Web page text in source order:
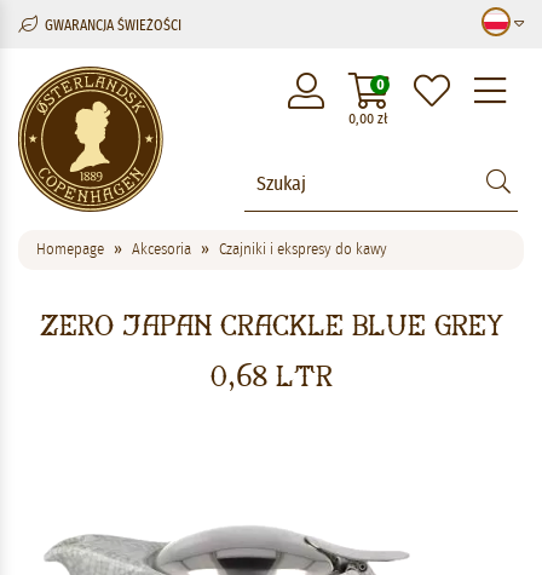
GWARANCJA ŚWIEŻOŚCI
0,00 zł
0
Homepage Akcesoria Czajniki i ekspresy do kawy
Zero Japan Crackle Blue Grey
0,68 ltr